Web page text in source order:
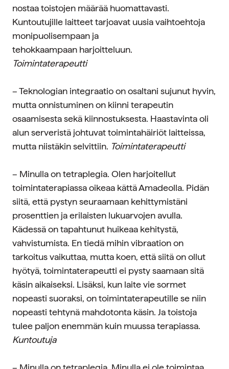
nostaa toistojen määrää huomattavasti.
Kuntoutujille laitteet tarjoavat uusia vaihtoehtoja
monipuolisempaan ja
tehokkaampaan harjoitteluun.
Toimintaterapeutti
– Teknologian integraatio on osaltani sujunut hyvin,
mutta onnistuminen on kiinni terapeutin
osaamisesta sekä kiinnostuksesta. Haastavinta oli
alun serveristä johtuvat toimintahäiriöt laitteissa,
mutta niistäkin selvittiin. Toimintaterapeutti
– Minulla on tetraplegia. Olen harjoitellut
toimintaterapiassa oikeaa kättä Amadeolla. Pidän
siitä, että pystyn seuraamaan kehittymistäni
prosenttien ja erilaisten lukuarvojen avulla.
Kädessä on tapahtunut huikeaa kehitystä,
vahvistumista. En tiedä mihin vibraation on
tarkoitus vaikuttaa, mutta koen, että siitä on ollut
hyötyä, toimintaterapeutti ei pysty saamaan sitä
käsin aikaiseksi. Lisäksi, kun laite vie sormet
nopeasti suoraksi, on toimintaterapeutille se niin
nopeasti tehtynä mahdotonta käsin. Ja toistoja
tulee paljon enemmän kuin muussa terapiassa.
Kuntoutuja